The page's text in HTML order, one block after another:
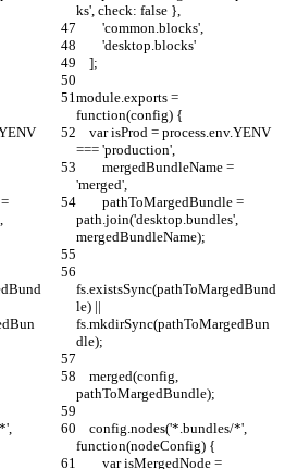
ks', check: false },
        'common.blocks',
        'desktop.blocks'
    ];
module.exports =
function(config) {
=== 'production',
'merged',
path.join('desktop.bundles',
mergedBundleName);
fs.existsSync(pathToMargedBund
le) ||
fs.mkdirSync(pathToMargedBun
dle);
pathToMargedBundle);
function(nodeConfig) {